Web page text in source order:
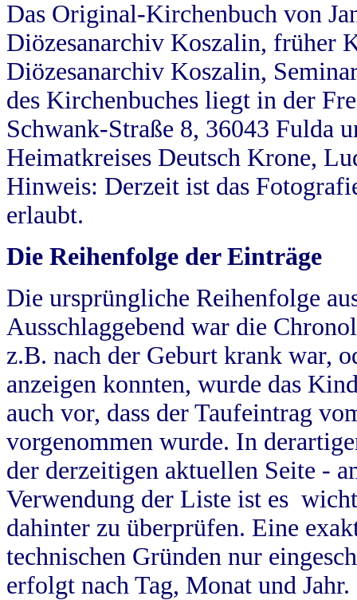
Das Original-Kirchenbuch von
Diözesanarchiv Koszalin, früher
Diözesanarchiv Koszalin,
des Kirchenbuches liegt in der
Schwank-Straße 8, 36043 Fulda
Heimatkreises Deutsch Krone,
Hinweis: Derzeit ist das
erlaubt.
Die Reihenfolge der Einträge
Die ursprüngliche Reihenfolge
Ausschlaggebend war die
z.B. nach der Geburt krank war,
anzeigen konnten, wurde das
auch vor, dass der Taufeintrag
vorgenommen wurde. In
der derzeitigen aktuellen Seite -
Verwendung der Liste ist es
dahinter zu überprüfen. Eine
technischen Gründen nur
erfolgt nach Tag, Monat und Jahr.